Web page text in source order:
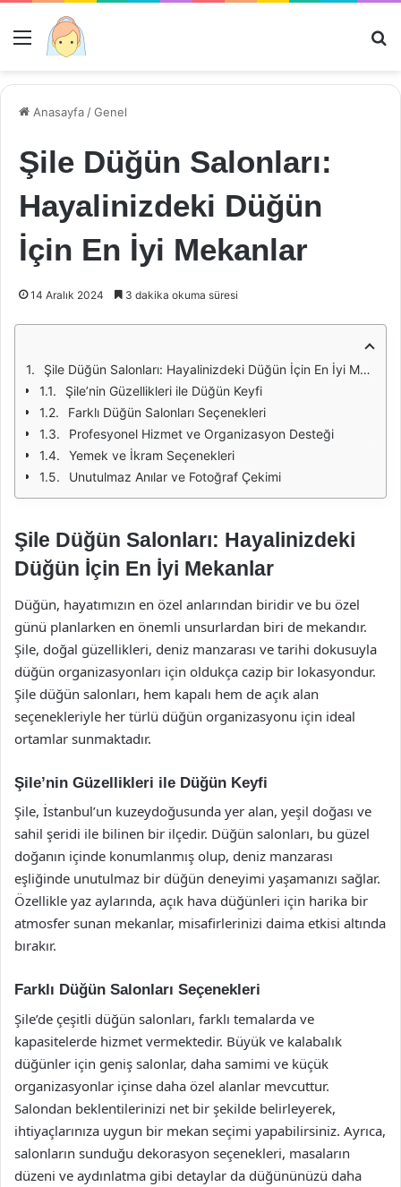
Menü
Anasayfa /Genel
Şile Düğün Salonları:
Hayalinizdeki Düğün
İçin En İyi Mekanlar
14 Aralık 2024 3 dakika okuma süresi
Şile Düğün Salonları: Hayalinizdeki Düğün İçin En İyi Mekanlar
Şile’nin Güzellikleri ile Düğün Keyfi
Farklı Düğün Salonları Seçenekleri
Profesyonel Hizmet ve Organizasyon Desteği
Yemek ve İkram Seçenekleri
Unutulmaz Anılar ve Fotoğraf Çekimi
Şile Düğün Salonları: Hayalinizdeki
Düğün İçin En İyi Mekanlar
Düğün, hayatımızın en özel anlarından biridir ve bu özel
günü planlarken en önemli unsurlardan biri de mekandır.
Şile, doğal güzellikleri, deniz manzarası ve tarihi dokusuyla
düğün organizasyonları için oldukça cazip bir lokasyondur.
Şile düğün salonları, hem kapalı hem de açık alan
seçenekleriyle her türlü düğün organizasyonu için ideal
ortamlar sunmaktadır.
Şile’nin Güzellikleri ile Düğün Keyfi
Şile, İstanbul’un kuzeydoğusunda yer alan, yeşil doğası ve
sahil şeridi ile bilinen bir ilçedir. Düğün salonları, bu güzel
doğanın içinde konumlanmış olup, deniz manzarası
eşliğinde unutulmaz bir düğün deneyimi yaşamanızı sağlar.
Özellikle yaz aylarında, açık hava düğünleri için harika bir
atmosfer sunan mekanlar, misafirlerinizi daima etkisi altında
bırakır.
Farklı Düğün Salonları Seçenekleri
Şile’de çeşitli düğün salonları, farklı temalarda ve
kapasitelerde hizmet vermektedir. Büyük ve kalabalık
düğünler için geniş salonlar, daha samimi ve küçük
organizasyonlar içinse daha özel alanlar mevcuttur.
Salondan beklentilerinizi net bir şekilde belirleyerek,
ihtiyaçlarınıza uygun bir mekan seçimi yapabilirsiniz. Ayrıca,
salonların sunduğu dekorasyon seçenekleri, masaların
düzeni ve aydınlatma gibi detaylar da düğününüzü daha